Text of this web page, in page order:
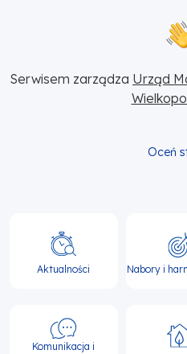
Serwisem zarządza Urząd
Oceń
Główna
nawigacja
Aktualności Nabory i
Komunikacja i